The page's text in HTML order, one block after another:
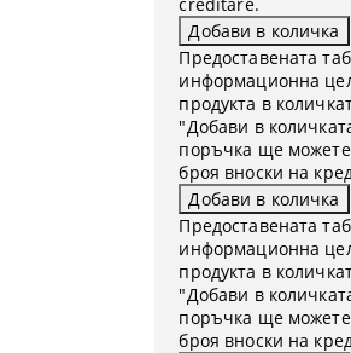
Предоставената
информационна
продукта в
"Добави в
поръчка ще
броя вноски на
Предоставената
информационна
продукта в
"Добави в
поръчка ще
броя вноски на